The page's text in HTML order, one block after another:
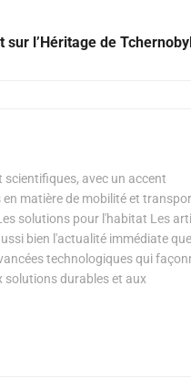
sur l’Héritage de
avec un accent
en matière de mobilité et
solutions pour l'habitat Les
bien l'actualité immédiate
technologiques qui
solutions durables et aux